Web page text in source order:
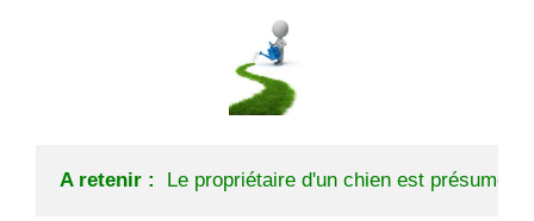
A retenir : Le propriétaire d'un chien est présumé